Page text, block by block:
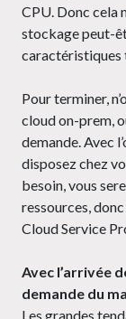
CPU. Donc cela
stockage peut-
caractéristiques
Pour terminer,
cloud on-prem,
demande. Avec
disposez chez
besoin, vous
ressources,
Cloud Service
Avec l’arrivée
demande du
Les grandes